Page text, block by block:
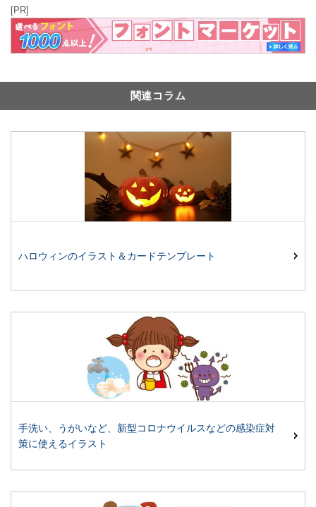
[PR]
関連コラム
ハロウィンのイラスト＆カードテンプレート
手洗い、うがいなど、新型コロナウイルスなどの感染症対
策に使えるイラスト